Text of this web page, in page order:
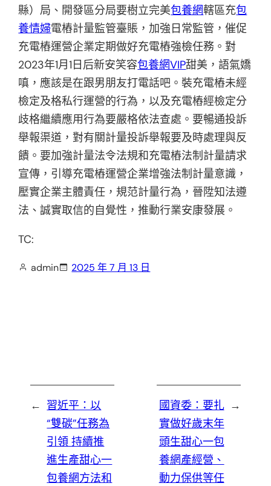
縣）局、開發區分局要樹立完美包養網轄區充包
養情婦電樁計量監管臺賬，加強日常監管，催促
充電樁運營企業定期做好充電樁強檢任務。對
2023年1月1日后新安笑容包養網VIP甜美，語氣嬌
嗔，應該是在跟男朋友打電話吧。裝充電樁未經
檢定及格私行運營的行為，以及充電樁經檢定分
歧格繼續應用行為要嚴格依法查處。要暢通投訴
舉報渠道，對有關計量投訴舉報要及時處理與反
饋。要加強計量法令法規和充電樁法制計量請求
宣傳，引導充電樁運營企業增強法制計量意識，
壓實企業主體責任，規范計量行為，晉陞知法遵
法、誠實取信的自覺性，推動行業安康發展。
TC:
admin 2025 年 7 月 13 日
← 習近平：以
“雙碳”任務為
引領 持續推
進生產甜心一
包養網方法和
→
國資委：要扎
實做好歲末年
頭生甜心一包
養網產經營、
動力保供等任